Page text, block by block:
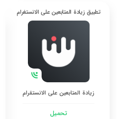
تطبيق زيادة المتابعين على الانستغرام
زيادة المتابعين على الانستقرام
تحميل